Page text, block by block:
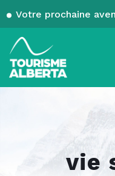
Votre prochaine
vie